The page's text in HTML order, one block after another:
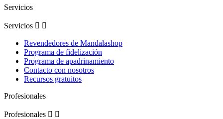
Servicios
Servicios  
Revendedores de Mandalashop
Programa de fidelización
Programa de apadrinamiento
Contacto con nosotros
Recursos gratuitos
Profesionales
Profesionales  